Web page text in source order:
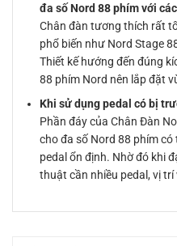
đa số Nord 88 phím với
Chân đàn tương thích rất
phổ biến như Nord Stage
Thiết kế hướng đến đúng
88 phím Nord nên lắp đặt
Khi sử dụng pedal có bị
Phần đáy của Chân Đàn
cho đa số Nord 88 phím
pedal ổn định. Nhờ đó khi
thuật cần nhiều pedal, vị